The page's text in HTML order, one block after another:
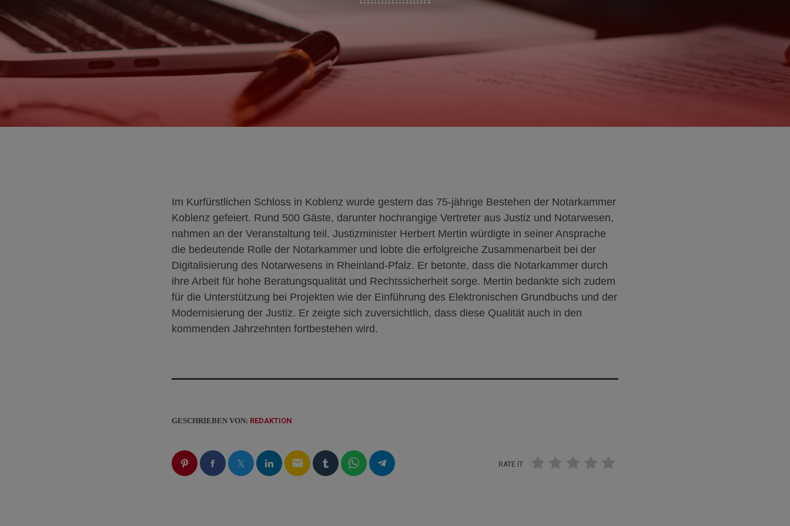
Im Kurfürstlichen Schloss in Koblenz wurde gestern das 75-jährige Bestehen der Notarkammer
Koblenz gefeiert. Rund 500 Gäste, darunter hochrangige Vertreter aus Justiz und Notarwesen,
nahmen an der Veranstaltung teil. Justizminister Herbert Mertin würdigte in seiner Ansprache
die bedeutende Rolle der Notarkammer und lobte die erfolgreiche Zusammenarbeit bei der
Digitalisierung des Notarwesens in Rheinland-Pfalz. Er betonte, dass die Notarkammer durch
ihre Arbeit für hohe Beratungsqualität und Rechtssicherheit sorge. Mertin bedankte sich zudem
für die Unterstützung bei Projekten wie der Einführung des Elektronischen Grundbuchs und der
Modernisierung der Justiz. Er zeigte sich zuversichtlich, dass diese Qualität auch in den
kommenden Jahrzehnten fortbestehen wird.
GESCHRIEBEN VON: REDAKTION
email RATE IT